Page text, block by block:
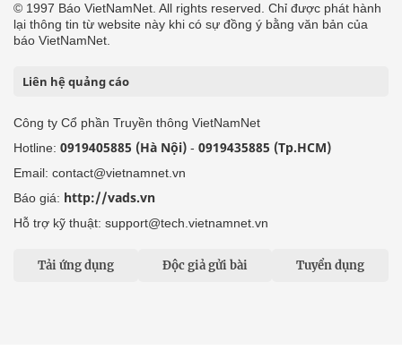
© 1997 Báo VietNamNet. All rights reserved. Chỉ được phát hành
lại thông tin từ website này khi có sự đồng ý bằng văn bản của
báo VietNamNet.
Liên hệ quảng cáo
Công ty Cổ phần Truyền thông VietNamNet
Hotline: 0919405885 (Hà Nội) - 0919435885 (Tp.HCM)
Email: contact@vietnamnet.vn
Báo giá: http://vads.vn
Hỗ trợ kỹ thuật: support@tech.vietnamnet.vn
Tải ứng dụng Độc giả gửi bài Tuyển dụng